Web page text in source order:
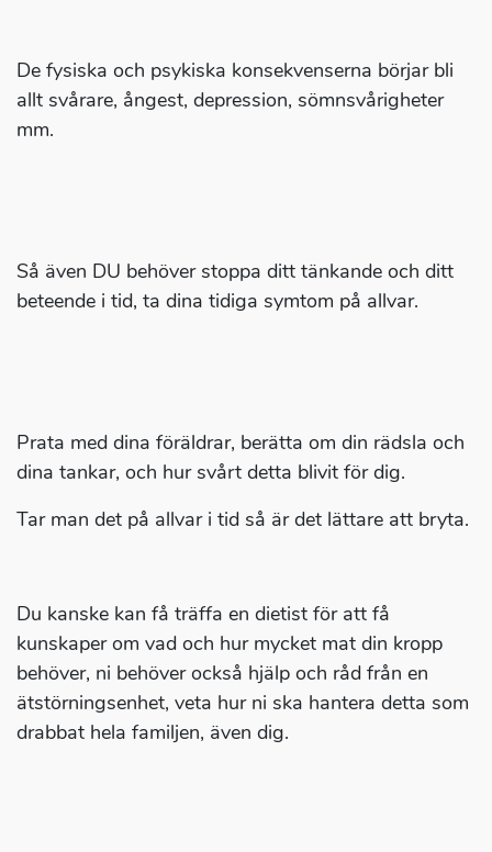
De fysiska och psykiska konsekvenserna börjar bli
allt svårare, ångest, depression, sömnsvårigheter
mm.
Så även DU behöver stoppa ditt tänkande och ditt
beteende i tid, ta dina tidiga symtom på allvar.
Prata med dina föräldrar, berätta om din rädsla och
dina tankar, och hur svårt detta blivit för dig.
Tar man det på allvar i tid så är det lättare att bryta.
Du kanske kan få träffa en dietist för att få
kunskaper om vad och hur mycket mat din kropp
behöver, ni behöver också hjälp och råd från en
ätstörningsenhet, veta hur ni ska hantera detta som
drabbat hela familjen, även dig.